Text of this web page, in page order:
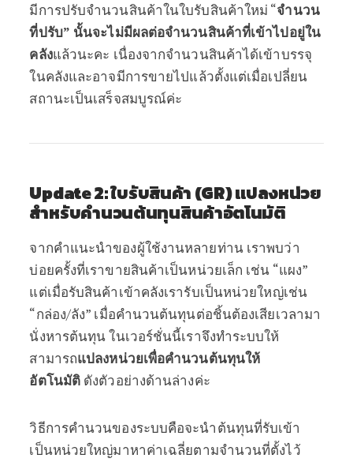
มีการปรับจำนวนสินค้าในใบรับสินค้าใหม่ “จำนวน
ที่ปรับ” นั้นจะไม่มีผลต่อจำนวนสินค้าที่เข้าไปอยู่ใน
คลังแล้วนะคะ เนื่องจากจำนวนสินค้าได้เข้าบรรจุ
ในคลังและอาจมีการขายไปแล้วตั้งแต่เมื่อเปลี่ยน
สถานะเป็นเสร็จสมบูรณ์ค่ะ
Update 2: ใบรับสินค้า (GR) แปลงหน่วย
สำหรับคำนวนต้นทุนสินค้าอัตโนมัติ
จากคำแนะนำของผู้ใช้งานหลายท่าน เราพบว่า
บ่อยครั้งที่เราขายสินค้าเป็นหน่วยเล็ก เช่น “แผง”
แต่เมื่อรับสินค้าเข้าคลังเรารับเป็นหน่วยใหญ่เช่น
“กล่อง/ลัง” เมื่อคำนวนต้นทุนต่อชิ้นต้องเสียเวลามา
นั่งหารต้นทุน ในเวอร์ชั่นนี้เราจึงทำระบบให้
สามารถแปลงหน่วยเพื่อคำนวนต้นทุนให้
อัตโนมัติ ดังตัวอย่างด้านล่างค่ะ
วิธีการคำนวนของระบบคือจะนำต้นทุนที่รับเข้า
เป็นหน่วยใหญ่มาหาค่าเฉลี่ยตามจำนวนที่ตั้งไว้